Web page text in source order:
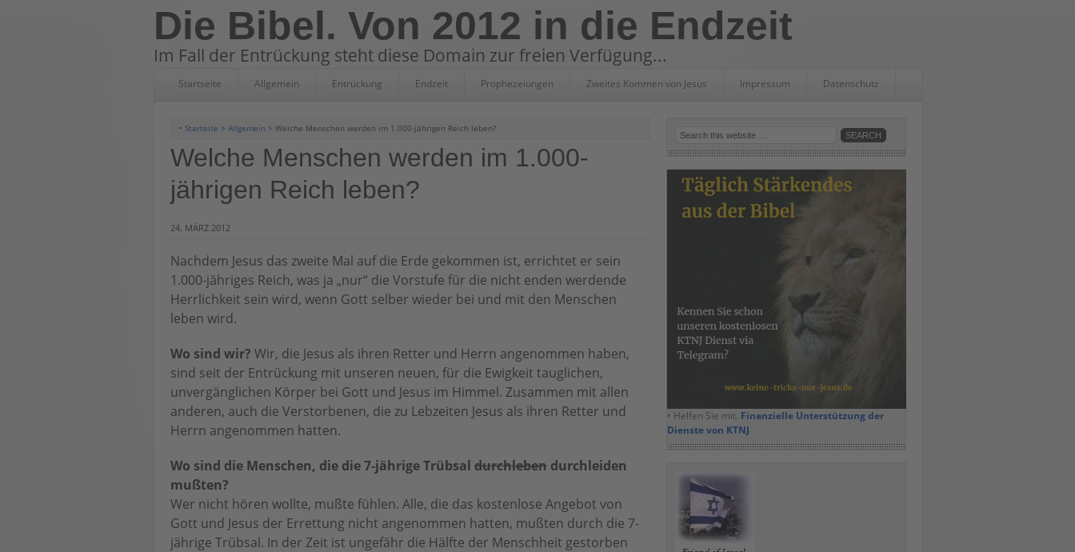
Die Bibel. Von 2012 in die Endzeit
Im Fall der Entrückung steht diese Domain zur freien Verfügung...
Startseite Allgemein Entrückung Endzeit Prophezeiungen Zweites Kommen von Jesus Impressum Datenschutz
• Starteite > Allgemein > Welche Menschen werden im 1.000-jährigen Reich leben?
Welche Menschen werden im 1.000-
jährigen Reich leben?
24. MÄRZ 2012
Nachdem Jesus das zweite Mal auf die Erde gekommen ist, errichtet er sein
1.000-jähriges Reich, was ja „nur“ die Vorstufe für die nicht enden werdende
Herrlichkeit sein wird, wenn Gott selber wieder bei und mit den Menschen
leben wird.
Wo sind wir? Wir, die Jesus als ihren Retter und Herrn angenommen haben,
sind seit der Entrückung mit unseren neuen, für die Ewigkeit tauglichen,
unvergänglichen Körper bei Gott und Jesus im Himmel. Zusammen mit allen
anderen, auch die Verstorbenen, die zu Lebzeiten Jesus als ihren Retter und
Herrn angenommen hatten.
Wo sind die Menschen, die die 7-jährige Trübsal durchleben durchleiden
mußten?
Wer nicht hören wollte, mußte fühlen. Alle, die das kostenlose Angebot von
Gott und Jesus der Errettung nicht angenommen hatten, mußten durch die 7-
jährige Trübsal. In der Zeit ist ungefähr die Hälfte der Menschheit gestorben
• Helfen Sie mit. Finanzielle Unterstützung der
Dienste von KTNJ